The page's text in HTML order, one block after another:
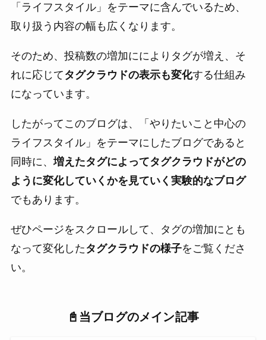
「ライフスタイル」をテーマに含んでいるため、
取り扱う内容の幅も広くなります。
そのため、投稿数の増加にによりタグが増え、そ
れに応じて タグクラウドの表示も変化する仕組み
になっています。
したがってこのブログは、「やりたいこと中心の
ライフスタイル」をテーマにしたブログであると
同時に、 増えたタグによってタグクラウドがどの
ように変化していくかを見ていく実験的なブログ
でもあります。
ぜひページをスクロールして、タグの増加にとも
なって変化した タグクラウドの様子をご覧くださ
い。
📓当ブログのメイン記事